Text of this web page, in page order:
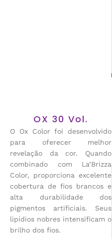
OX 30 Vol.
O Ox Color foi desenvolvido
para oferecer melhor
revelação da cor. Quando
combinado com La’Brizza
Color, proporciona excelente
cobertura de fios brancos e
alta durabilidade dos
pigmentos artificiais. Seus
lipídios nobres intensificam o
brilho dos fios.